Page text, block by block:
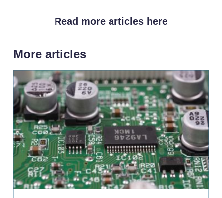
Read more articles here
More articles